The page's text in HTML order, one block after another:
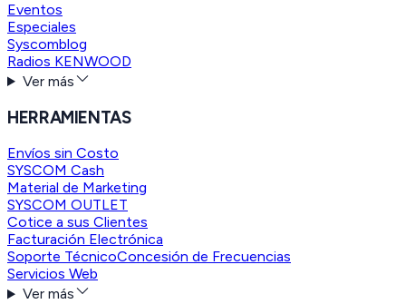
Eventos
Especiales
Syscomblog
Radios KENWOOD
Ver más
HERRAMIENTAS
Envíos sin Costo
SYSCOM Cash
Material de Marketing
SYSCOM OUTLET
Cotice a sus Clientes
Facturación Electrónica
Soporte TécnicoConcesión de Frecuencias
Servicios Web
Ver más